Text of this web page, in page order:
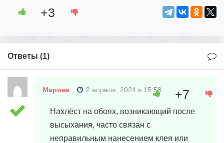
+3
Ответы (1)
Марина 2 апреля, 2024 в 15:58
Нахлёст на обоях, возникающий после
высыхания, часто связан с
неправильным нанесением клея или
+7